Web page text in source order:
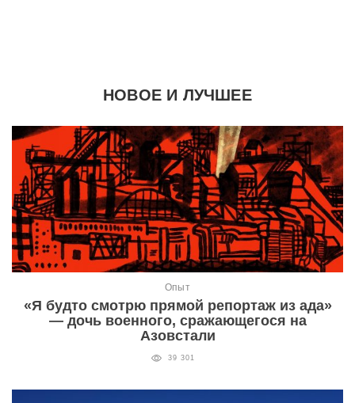
НОВОЕ И ЛУЧШЕЕ
Опыт
«Я будто смотрю прямой репортаж из ада»
— дочь военного, сражающегося на
Азовстали
39 301